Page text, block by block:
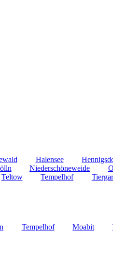
Halensee
Niederschöneweide
Teltow Tempelhof
Tempelhof Moabit